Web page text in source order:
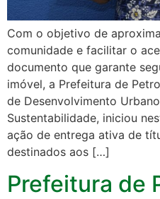
Com o objetivo de
comunidade e facilitar o
documento que garante
imóvel, a Prefeitura de
de Desenvolvimento
Sustentabilidade, iniciou
ação de entrega ativa de
destinados aos […]
Prefeitura de